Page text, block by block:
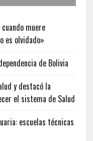
muere
es olvidado»
de Bolivia
y destacó la
el sistema de Salud
escuelas técnicas